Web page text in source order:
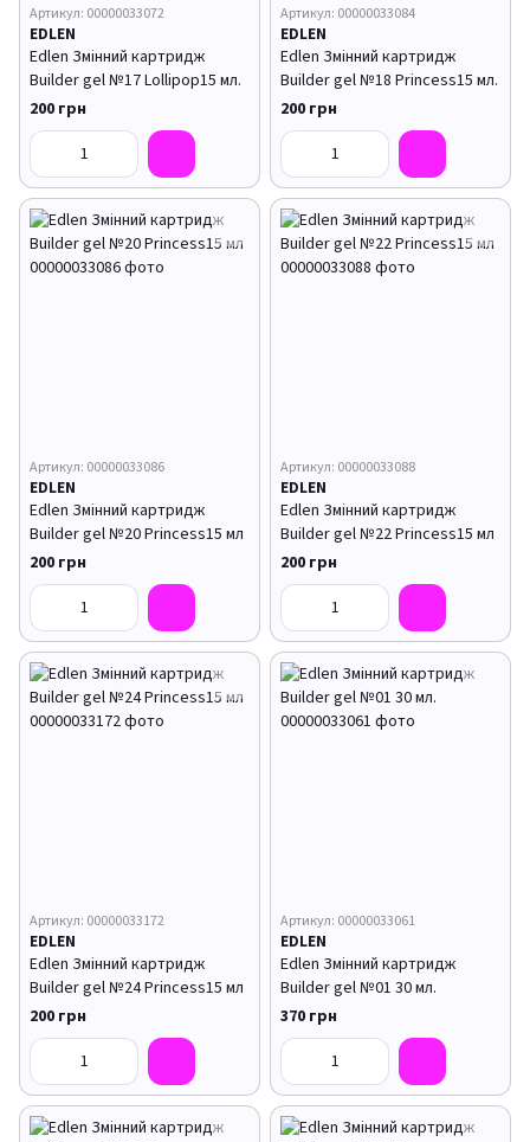
Артикул: 00000033072
EDLEN
Edlen Змінний картридж
Builder gel №17 Lollipop15 мл.
200 грн
Артикул: 00000033084
EDLEN
Edlen Змінний картридж
Builder gel №18 Princess15 мл.
200 грн
Артикул: 00000033086
EDLEN
Edlen Змінний картридж
Builder gel №20 Princess15 мл
200 грн
Артикул: 00000033088
EDLEN
Edlen Змінний картридж
Builder gel №22 Princess15 мл
200 грн
Артикул: 00000033172
EDLEN
Edlen Змінний картридж
Builder gel №24 Princess15 мл
200 грн
Артикул: 00000033061
EDLEN
Edlen Змінний картридж
Builder gel №01 30 мл.
370 грн